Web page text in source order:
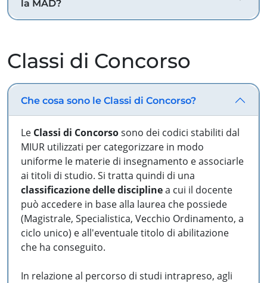
la MAD?
Classi di Concorso
Che cosa sono le Classi di Concorso?
Le Classi di Concorsosono dei codici stabiliti dal
MIUR utilizzati per categorizzare in modo
uniforme le materie di insegnamento e associarle
ai titoli di studio. Si tratta quindi di una
classificazione delle disciplinea cui il docente
può accedere in base alla laurea che possiede
(Magistrale, Specialistica, Vecchio Ordinamento, a
ciclo unico) e all'eventuale titolo di abilitazione
che ha conseguito.
In relazione al percorso di studi intrapreso, agli